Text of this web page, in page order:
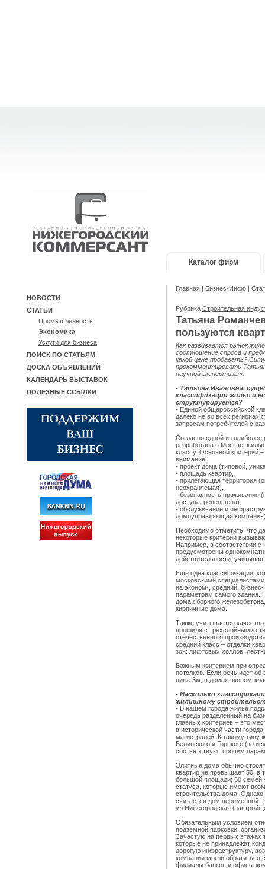
Каталог фирм
НОВОСТИ
СТАТЬИ
Промышленность
Экономика
Услуги для бизнеса
ПОИСК ПО СТАТЬЯМ
ДОСКА ОБЪЯВЛЕНИЙ
КАЛЕНДАРЬ ВЫСТАВОК
ПОЛЕЗНЫЕ ССЫЛКИ
Главная | Бизнес-Инфо |
Рубрика Строительная
Татьяна
пользуются
Как развивается рынок
соотношение спроса и
какой цене продавать?
прокомментировать
научной экспертизы».
- Татьяна Ивановна,
классификации жилья и
структурируется?
- Единой общероссийской
далеко не во всех регионах
запросам потребителей с
Согласно одной из
разработана в Москве,
классу. Основной критерий
внимание:
- проект дома (типовой,
- площадь квартир,
- прилегающая территория
неохраняемая),
- безопасность проживания
доступа, рецепшена),
- обслуживание и
домоуправляющая
Необходимо отметить, что
некоторые критерии
Например, в соответствии
предусмотрены
действительности,
Еще одна классификация,
московскими
на эконом-, средний,
параметрам самого здания.
дома сборного
кирпичные дома.
Также учитывается
профиля с трехслойными
отечественного
средний класс – отделки
зон: лифтовых холлов,
Важным критерием при
потолков. Если речь идет
ниже 3м, в домах эконом-
- Насколько
жилищному
- В нашем городе жилье
очередь разделенный на
главных критериев – это
в исторической части
магистралей. К такому типу
Белинского и Горького (за
соответствуют прочим
Элитные дома обычно
квартир не превышает 50: в
большой площади; 50 семей
статуса, которые имеют
строительства дома.
считается дом переменной
ул.Нижегородская
Обязательным условием
подземной парковки,
Зачастую на первых этажах
которые не принадлежат
дорогую инфраструктуру,
компании могли обратиться
филиалы банков и офисы